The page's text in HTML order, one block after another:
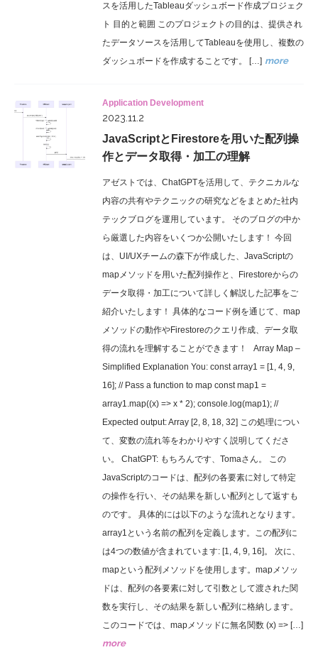
スを活用したTableauダッシュボード作成プロジェク
ト 目的と範囲 このプロジェクトの目的は、提供され
たデータソースを活用してTableauを使用し、複数の
ダッシュボードを作成することです。 […] more
Application Development
2023.11.2
JavaScriptとFirestoreを用いた配列操
作とデータ取得・加工の理解
アゼストでは、ChatGPTを活用して、テクニカルな
内容の共有やテクニックの研究などをまとめた社内
テックブログを運用しています。 そのブログの中か
ら厳選した内容をいくつか公開いたします！ 今回
は、UI/UXチームの森下が作成した、JavaScriptの
mapメソッドを用いた配列操作と、Firestoreからの
データ取得・加工について詳しく解説した記事をご
紹介いたします！ 具体的なコード例を通じて、map
メソッドの動作やFirestoreのクエリ作成、データ取
得の流れを理解することができます！ Array Map –
Simplified Explanation You: const array1 = [1, 4, 9,
16]; // Pass a function to map const map1 =
array1.map((x) => x * 2); console.log(map1); //
Expected output: Array [2, 8, 18, 32] この処理につい
て、変数の流れ等をわかりやすく説明してくださ
い。 ChatGPT: もちろんです、Tomaさん。 この
JavaScriptのコードは、配列の各要素に対して特定
の操作を行い、その結果を新しい配列として返すも
のです。 具体的には以下のような流れとなります。
array1という名前の配列を定義します。この配列に
は4つの数値が含まれています: [1, 4, 9, 16]。 次に、
mapという配列メソッドを使用します。mapメソッ
ドは、配列の各要素に対して引数として渡された関
数を実行し、その結果を新しい配列に格納します。
このコードでは、mapメソッドに無名関数 (x) => […]
more